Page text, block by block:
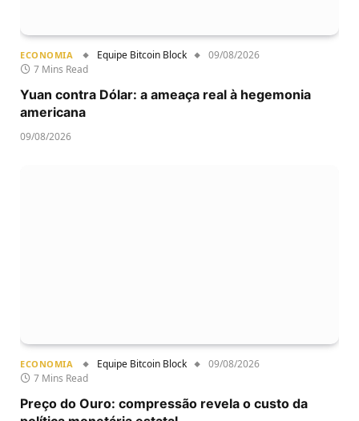
ECONOMIA Equipe Bitcoin Block
09/08/2026
7 Mins Read
Yuan contra Dólar: a ameaça real à hegemonia
americana
09/08/2026
ECONOMIA Equipe Bitcoin Block
09/08/2026
7 Mins Read
Preço do Ouro: compressão revela o custo da